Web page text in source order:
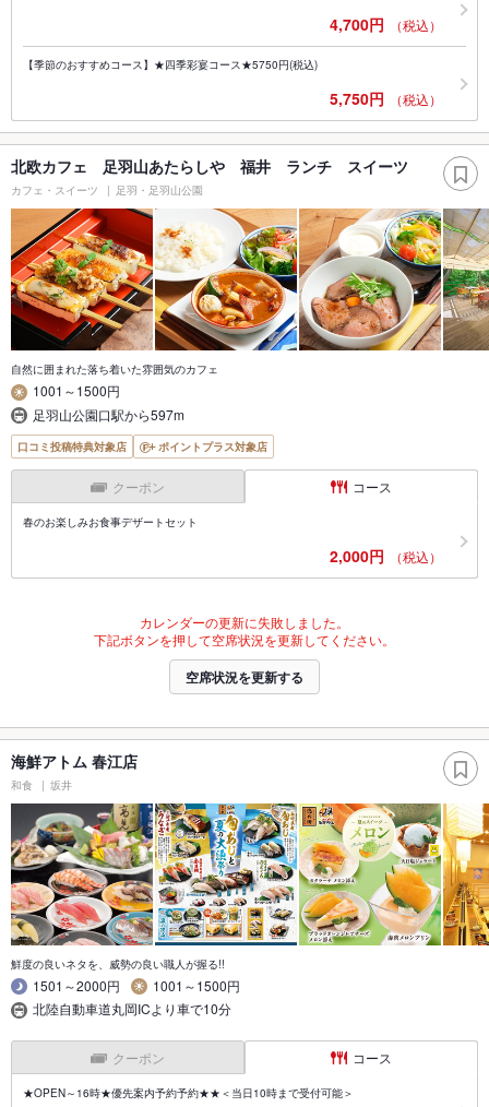
4,700円 （税込）
【季節のおすすめコース】★四季彩宴コース★5750円(税込)
5,750円 （税込）
北欧カフェ 足羽山あたらしや 福井 ランチ スイーツ
カフェ・スイーツ 足羽・足羽山公園
自然に囲まれた落ち着いた雰囲気のカフェ
1001～1500円
足羽山公園口駅から597m
口コミ投稿特典対象店 ポイントプラス対象店
クーポン コース
春のお楽しみお食事デザートセット
2,000円 （税込）
カレンダーの更新に失敗しました。
下記ボタンを押して空席状況を更新してください。
空席状況を更新する
海鮮アトム 春江店
和食 坂井
鮮度の良いネタを、威勢の良い職人が握る!!
1501～2000円
1001～1500円
北陸自動車道丸岡ICより車で10分
クーポン コース
★OPEN～16時★優先案内予約予約★★＜当日10時まで受付可能＞